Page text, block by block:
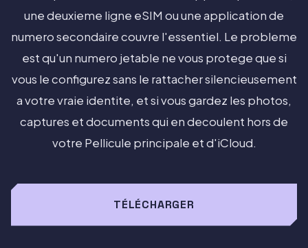
une deuxieme ligne eSIM ou une application de
numero secondaire couvre l'essentiel. Le probleme
est qu'un numero jetable ne vous protege que si
vous le configurez sans le rattacher silencieusement
a votre vraie identite, et si vous gardez les photos,
captures et documents qui en decoulent hors de
votre Pellicule principale et d'iCloud.
TÉLÉCHARGER